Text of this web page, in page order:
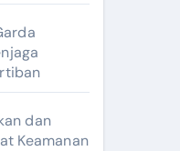
dan
Keamanan